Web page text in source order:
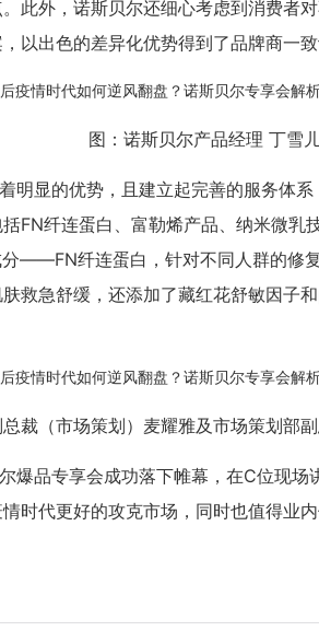
此外，诺斯贝尔还细心考虑到消费者
以出色的差异化优势得到了品牌商一致
图：诺斯贝尔产品经理 丁雪
明显的优势，且建立起完善的服务体
FN纤连蛋白、富勒烯产品、纳米微乳
——FN纤连蛋白，针对不同人群的修
救急舒缓，还添加了藏红花舒敏因子
裁（市场策划）麦耀雅及市场策划部
爆品专享会成功落下帷幕，在C位现
时代更好的攻克市场，同时也值得业内